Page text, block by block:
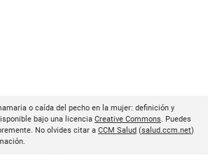
o caída del pecho en la mujer: definición y
bajo una licencia Creative Commons. Puedes
No olvides citar a CCM Salud (salud.ccm.net)